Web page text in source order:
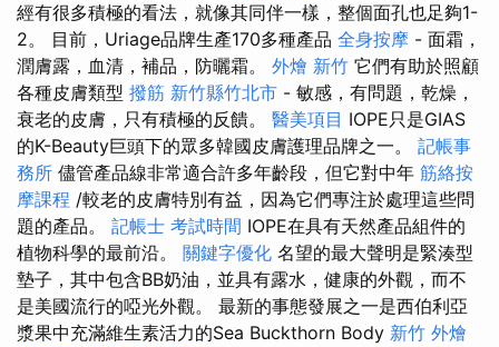
經有很多積極的看法，就像其同伴一樣，整個面孔也足夠1-
2。 目前，Uriage品牌生產170多種產品 全身按摩 - 面霜，
潤膚露，血清，補品，防曬霜。 外燴 新竹 它們有助於照顧
各種皮膚類型 撥筋 新竹縣竹北市 - 敏感，有問題，乾燥，
衰老的皮膚，只有積極的反饋。 醫美項目 IOPE只是GIAS
的K-Beauty巨頭下的眾多韓國皮膚護理品牌之一。 記帳事
務所 儘管產品線非常適合許多年齡段，但它對中年 筋絡按
摩課程 /較老的皮膚特別有益，因為它們專注於處理這些問
題的產品。 記帳士 考試時間 IOPE在具有天然產品組件的
植物科學的最前沿。 關鍵字優化 名望的最大聲明是緊湊型
墊子，其中包含BB奶油，並具有露水，健康的外觀，而不
是美國流行的啞光外觀。 最新的事態發展之一是西伯利亞
漿果中充滿維生素活力的Sea Buckthorn Body 新竹 外燴